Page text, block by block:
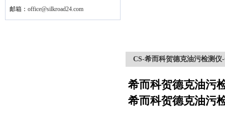
邮箱： office@silkroad24.com
CS-希而科贺德克油污检测仪
希而科贺德克油污
希而科贺德克油污